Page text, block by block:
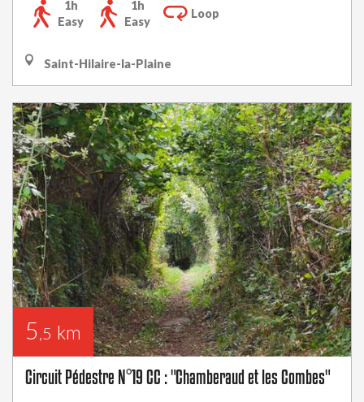
1h
Easy
1h
Easy
Loop
Saint-Hilaire-la-Plaine
5,5 km
Circuit Pédestre N°19 CC : "Chamberaud et les Combes"